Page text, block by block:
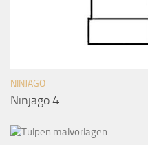
NINJAGO
Ninjago 4